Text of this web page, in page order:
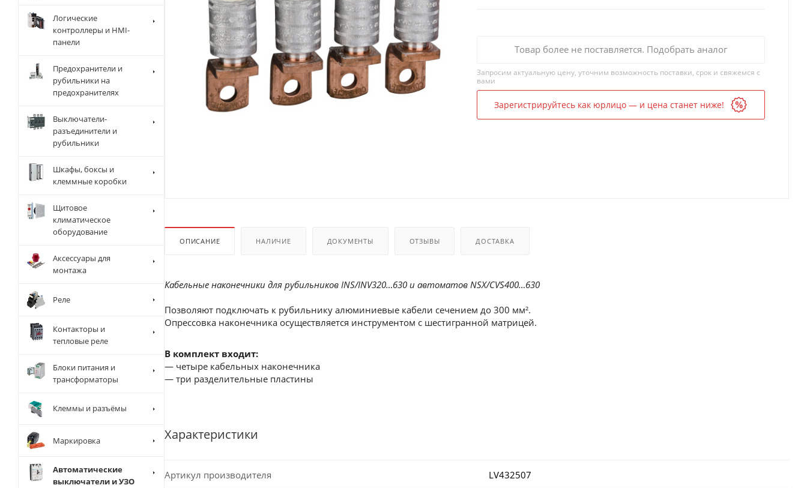
Товар более не поставляется. Подобрать аналог
Запросим актуальную цену, уточним возможность поставки, срок и свяжемся с
вами
Зарегистрируйтесь как юрлицо — и цена станет ниже!
ОПИСАНИЕ НАЛИЧИЕ ДОКУМЕНТЫ ОТЗЫВЫ ДОСТАВКА
Кабельные наконечники для рубильников INS/INV320…630 и автоматов NSX/CVS400…630
Позволяют подключать к рубильнику алюминиевые кабели сечением до 300 мм².
Опрессовка наконечника осуществляется инструментом с шестигранной матрицей.
В комплект входит:
— четыре кабельных наконечника
— три разделительные пластины
Характеристики
Артикул производителя LV432507
Логические
контроллеры и HMI-
панели
Предохранители и
рубильники на
предохранителях
Выключатели-
разъединители и
рубильники
Шкафы, боксы и
клеммные коробки
Щитовое
климатическое
оборудование
Аксессуары для
монтажа
Реле
Контакторы и
тепловые реле
Блоки питания и
трансформаторы
Клеммы и разъёмы
Маркировка
Автоматические
выключатели и УЗО